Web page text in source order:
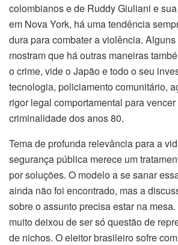
colombianos e de Ruddy Giuliani e sua
em Nova York, há uma tendência
dura para combater a violência.
mostram que há outras maneiras
o crime, vide o Japão e todo o seu
tecnologia, policiamento comunitário,
rigor legal comportamental para
criminalidade dos anos 80.
Tema de profunda relevância para a
segurança pública merece um
por soluções. O modelo a se sanar
ainda não foi encontrado, mas a
sobre o assunto precisa estar na
muito deixou de ser só questão de
de nichos. O eleitor brasileiro sofre